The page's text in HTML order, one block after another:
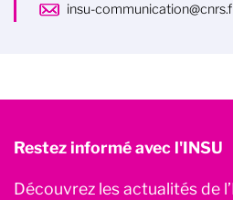
insu-
Restez informé avec l'INSU
Découvrez les actualités de